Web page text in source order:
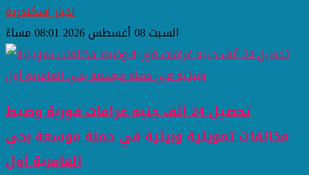
اخبار اسكندرية
السبت 08 أغسطس 2026 08:01 مساءً
تحصيل 24 ألف جنيه غرامات فورية وضبط
مخالفات تمويلية وبيئية في حملة موسعة بحي
العامرية أول